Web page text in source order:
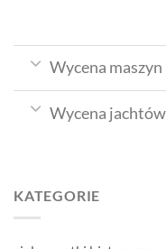
Wycena
Wycena jachtów
KATEGORIE